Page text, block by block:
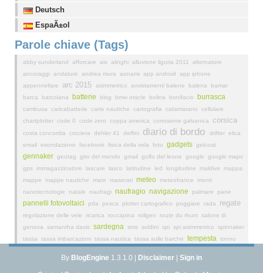
Deutsch
EspaÃ±ol
Parole chiave (Tags)
abby sunderland afforcare ais alinghi alluvione liguria 2011
alternatore
ancoraggi andature andrea mura aonami app android
app iphone
appennellare
arc 2015 asimmetrico avvistamenti balene balena
bamar
barca
barcolana batterie blog bmw oracle bolina bonifacio burrasca
cambusa caricabatterie carte nautiche cartografia catamarano
cellulare
chartplotter code 0 code zero coppa america corrosione galvanica corsica
costa concordia crociera dehler 41 delfini diario di bordo drifter elica
email
esondazione facebook fisica della vela foto gadgets gelcoat
gennaker geotag giro del mondo gmail golfo del leone google
google maps
gps
immagazzinatore lascare lasco latitudine led longitudine maldive
mappa
mappe
mappe nautiche mare maserati meteo meteofrance
monti
nanotecnologie
natale naufragi naufragio navigazione palmare pane
pannelli fotovoltaici pda pesca plotter cartografico poggiare rada regate
regolazione delle vele ricarica roccapina rollgen route du rhum
salone di
genova
samantha davis sardegna sms soldini spi spi asimmetrico
spinnaker
tassa
tassa imbarcazioni tassa nautica tassa sulle barche tempesta tonno
vento di sardegna vento reale viaggi video
By BlogEngine 1.3.1.0 | Disclaimer Sign in